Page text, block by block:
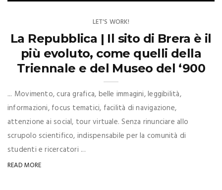
LET'S WORK!
La Repubblica | Il sito di Brera è il
più evoluto, come quelli della
Triennale e del Museo del ‘900
... Movimento, cura grafica, belle immagini, leggibilità,
informazioni, focus tematici, facilità di navigazione,
attenzione ai social, tour virtuale. Senza rinunciare allo
scrupolo scientifico, indispensabile per la comunità di
studenti e ricercatori ...
READ MORE